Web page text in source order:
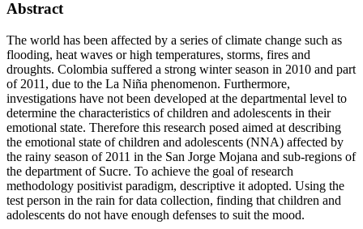
Abstract
The world has been affected by a series of climate change such as
flooding, heat waves or high temperatures, storms, fires and
droughts. Colombia suffered a strong winter season in 2010 and part
of 2011, due to the La Niña phenomenon. Furthermore,
investigations have not been developed at the departmental level to
determine the characteristics of children and adolescents in their
emotional state. Therefore this research posed aimed at describing
the emotional state of children and adolescents (NNA) affected by
the rainy season of 2011 in the San Jorge Mojana and sub-regions of
the department of Sucre. To achieve the goal of research
methodology positivist paradigm, descriptive it adopted. Using the
test person in the rain for data collection, finding that children and
adolescents do not have enough defenses to suit the mood.